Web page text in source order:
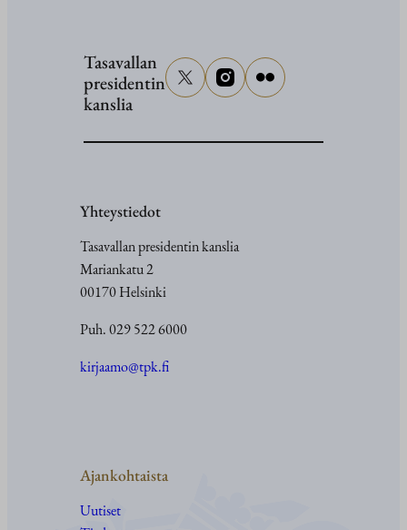
Tasavallan
presidentin
kanslia
Yhteystiedot
Tasavallan presidentin kanslia
Mariankatu 2
00170 Helsinki
Puh. 029 522 6000
kirjaamo@tpk.fi
Ajankohtaista
Uutiset